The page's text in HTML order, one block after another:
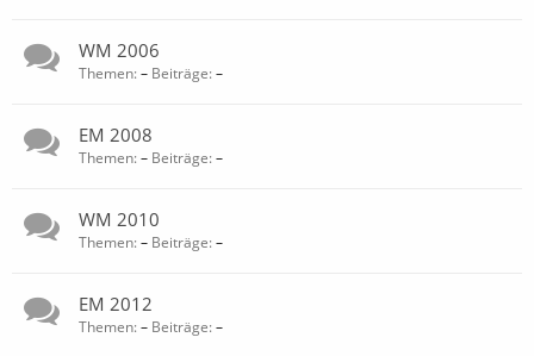
WM 2006
Themen:– Beiträge:–
EM 2008
Themen:– Beiträge:–
WM 2010
Themen:– Beiträge:–
EM 2012
Themen:– Beiträge:–